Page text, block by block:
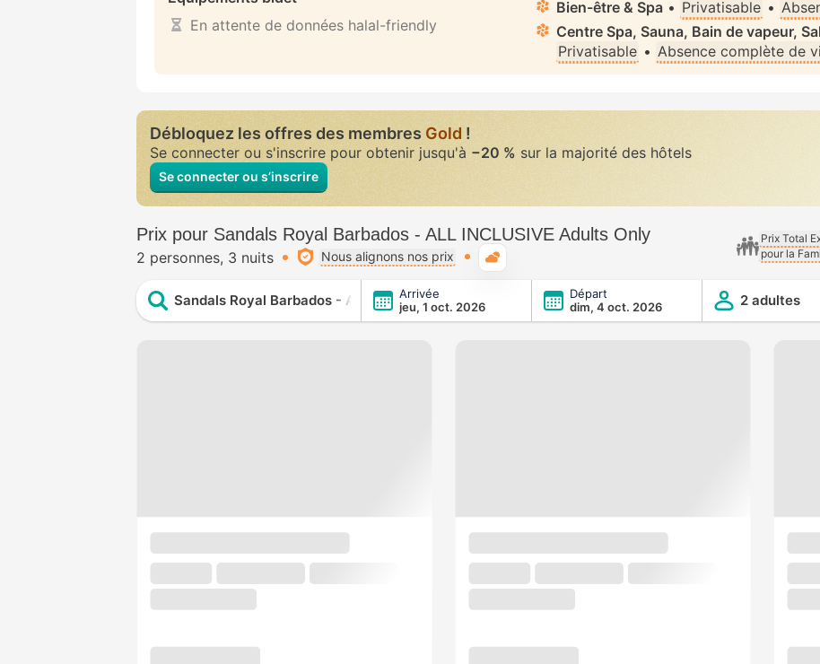
En attente de données halal-friendly
Bien-être & Spa • Privatisable •
Centre Spa, Sauna, Bain de vapeur,
Privatisable • Absence complète de
Débloquez les offres des membres Gold!
Se connecter ou s'inscrire pour obtenir jusqu'à −20 % sur la majorité des hôtels
Se connecter ou s’inscrire
Prix pour Sandals Royal Barbados - ALL INCLUSIVE Adults Only
2 personnes 3 nuits Nous alignons nos prix
Prix Total
pour la
Sandals Royal Barbados - ALL INCLUSIVE Adults Only
Arrivée
jeu, 1 oct. 2026
Départ
dim, 4 oct. 2026
2 adultes